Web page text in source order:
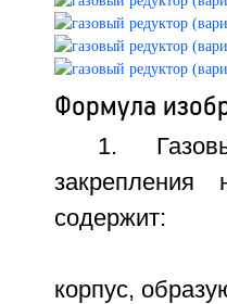
Формула
1.
содержит:
корпус,